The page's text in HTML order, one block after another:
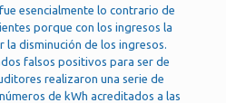
esencialmente lo contrario de
porque con los ingresos la
disminución de los ingresos.
falsos positivos para ser de
realizaron una serie de
de kWh acreditados a las